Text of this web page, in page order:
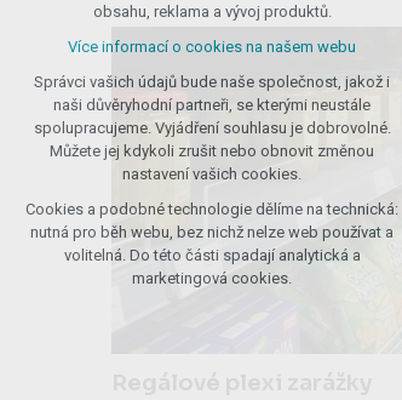
Volitelná cookies
analytická pro anonymizované vyhodnocení
návštěvnosti
marketingová cookies (Google, Seznam,
Facebook)
Více informací o cookies na našem webu
PŘIJMOUT VŠECHNY COOKIES
ODMÍTNOUT VOLITELNÁ
obsahu, reklama a vývoj produktů.
Více informací o cookies na našem webu
Správci vašich údajů bude naše společnost, jakož i
naši důvěryhodní partneři, se kterými neustále
spolupracujeme. Vyjádření souhlasu je dobrovolné.
Můžete jej kdykoli zrušit nebo obnovit změnou
nastavení vašich cookies.
Cookies a podobné technologie dělíme na technická:
nutná pro běh webu, bez nichž nelze web používat a
volitelná. Do této části spadají analytická a
marketingová cookies.